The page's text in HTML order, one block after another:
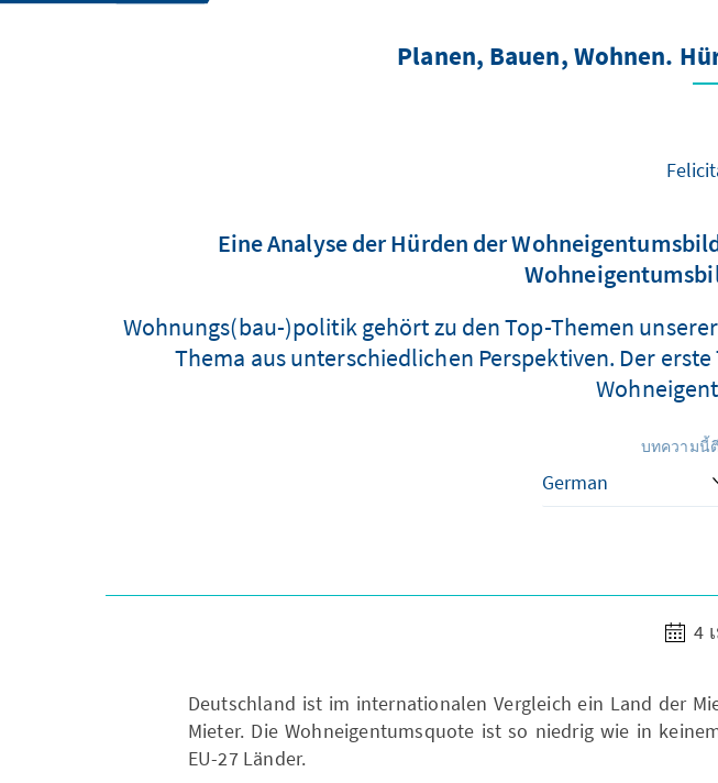
Planen, Bauen, Wohnen.
Eine Analyse der Hürden der
Wohnungs(bau-)politik gehört zu den Top-Themen
Thema aus unterschiedlichen Perspektiven. Der
บทความนี้
4
Deutschland ist im internationalen Vergleich ein Land der
Mieter. Die Wohneigentumsquote ist so niedrig wie in
EU-27 Länder.